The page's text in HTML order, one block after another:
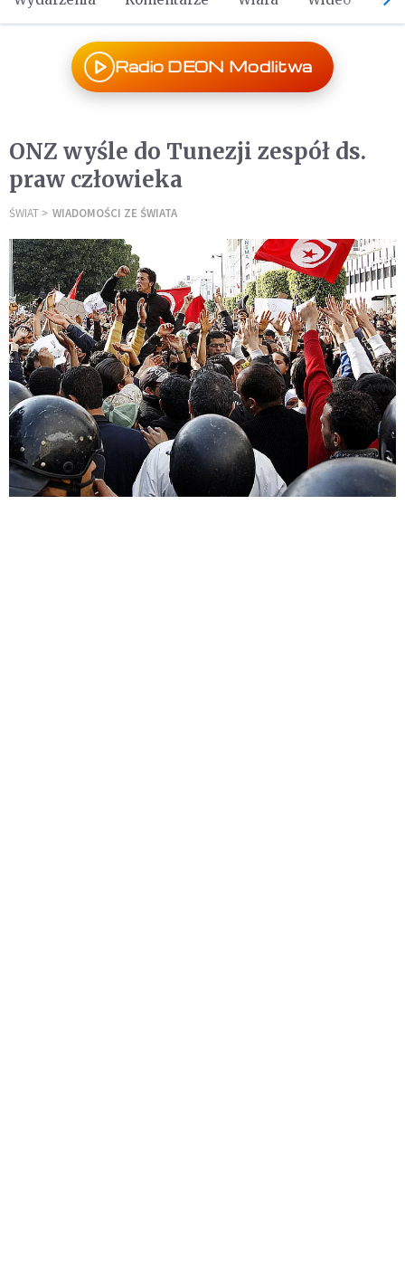
Radio DEON Modlitwa
ONZ wyśle do Tunezji zespół ds.
praw człowieka
ŚWIAT WIADOMOŚCI ZE ŚWIATA